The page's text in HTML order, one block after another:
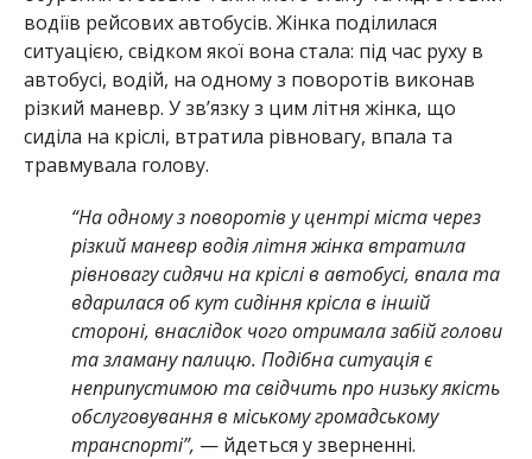
водіїв рейсових автобусів. Жінка поділилася
ситуацією, свідком якої вона стала: під час руху в
автобусі, водій, на одному з поворотів виконав
різкий маневр. У зв’язку з цим літня жінка, що
сиділа на кріслі, втратила рівновагу, впала та
травмувала голову.
“На одному з поворотів у центрі міста через
різкий маневр водія літня жінка втратила
рівновагу сидячи на кріслі в автобусі, впала та
вдарилася об кут сидіння крісла в іншій
стороні, внаслідок чого отримала забій голови
та зламану палицю. Подібна ситуація є
неприпустимою та свідчить про низьку якість
обслуговування в міському громадському
транспорті”, — йдеться у зверненні.